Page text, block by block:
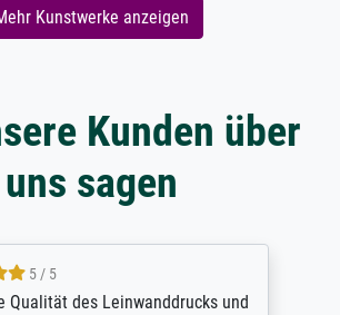
Kunstwerke anzeigen
Kunden über
uns sagen
5 / 5
Qualität des Leinwanddrucks und